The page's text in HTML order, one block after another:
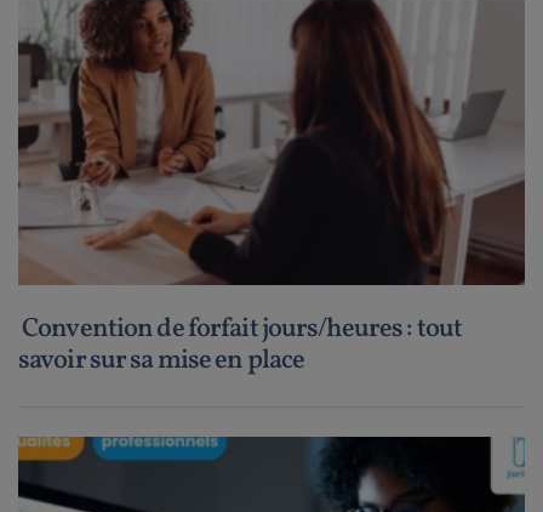
Convention de forfait jours/heures : tout
savoir sur sa mise en place